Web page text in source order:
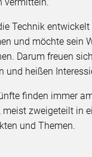
vermitteln.“
Technik
und möchte sein
Darum freuen
und heißen
finden immer
zweigeteilt in
und Themen.